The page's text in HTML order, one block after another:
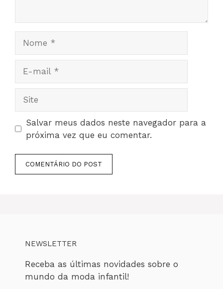
mail
Salvar meus dados neste navegador para a
próxima vez que eu comentar.
NEWSLETTER
Receba as últimas novidades sobre o
mundo da moda infantil!